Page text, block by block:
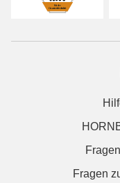
Fragen